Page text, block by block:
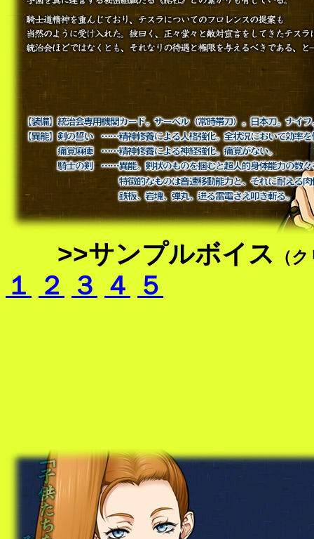
>>サンプルボイス （
１ ２ ３ ４ ５